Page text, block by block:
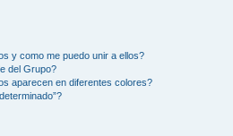
y como me puedo unir a ellos?
del Grupo?
aparecen en diferentes colores?